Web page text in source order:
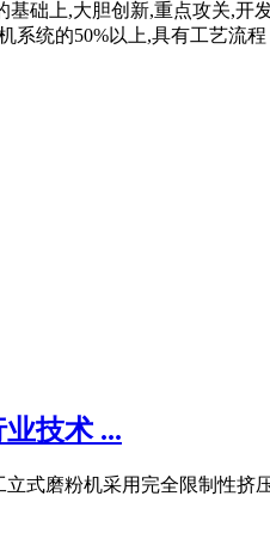
础上,大胆创新,重点攻关,
系统的50%以上,具有工艺流程
技术 ...
式磨粉机采用完全限制性挤